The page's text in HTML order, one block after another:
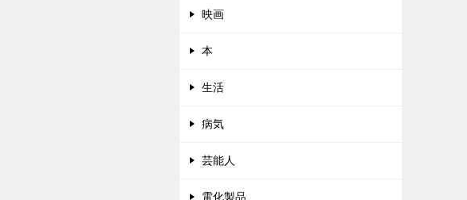
映画
本
生活
病気
芸能人
電化製品